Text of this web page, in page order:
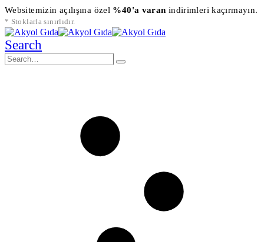
Websitemizin açılışına özel %40'a varan indirimleri kaçırmayın.
* Stoklarla sınırlıdır.
Search